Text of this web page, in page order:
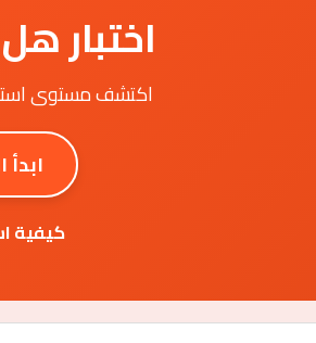
اختبار
اكتشف مستوى
ابدأ
كيفية